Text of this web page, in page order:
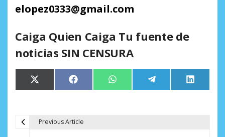
elopez0333@gmail.com
Caiga Quien Caiga Tu fuente de
noticias SIN CENSURA
Compartir
en
X
(Twitter)
Compartir
en
Facebook Compartir
en
WhatsApp Compartir
en
Telegram
en
LinkedIn
Previous Article